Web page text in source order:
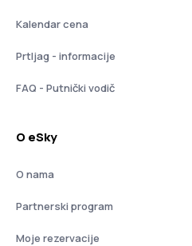
Kalendar cena
Prtljag - informacije
FAQ - Putnički vodič
O eSky
O nama
Partnerski program
Moje rezervacije